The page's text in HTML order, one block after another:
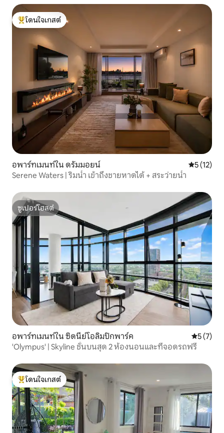
โดนใจเกสต์ที่สุด
โดนใจเกสต์
อพาร์ทเมนท์ใน ดรัมมอยน์ คะแนนเฉลี่
5 (12)
Serene Waters | ริมน้ำ เข้าถึงชายหาดได้ + สระว่ายน้ำ
ซูเปอร์โฮสต์
ซูเปอร์โฮสต์
อพาร์ทเมนท์ใน ซิดนีย์โอลิมปิกพาร์ค คะแนนเฉ
5 (7)
'Olympus' | Skyline ชั้นบนสุด 2 ห้องนอนและที่จอดรถฟรี
โดนใจเกสต์ที่สุด
โดนใจเกสต์